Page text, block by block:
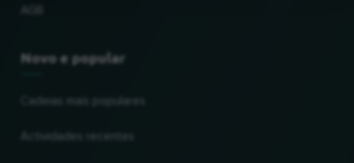
Novo e popular
Cadeias mais populares